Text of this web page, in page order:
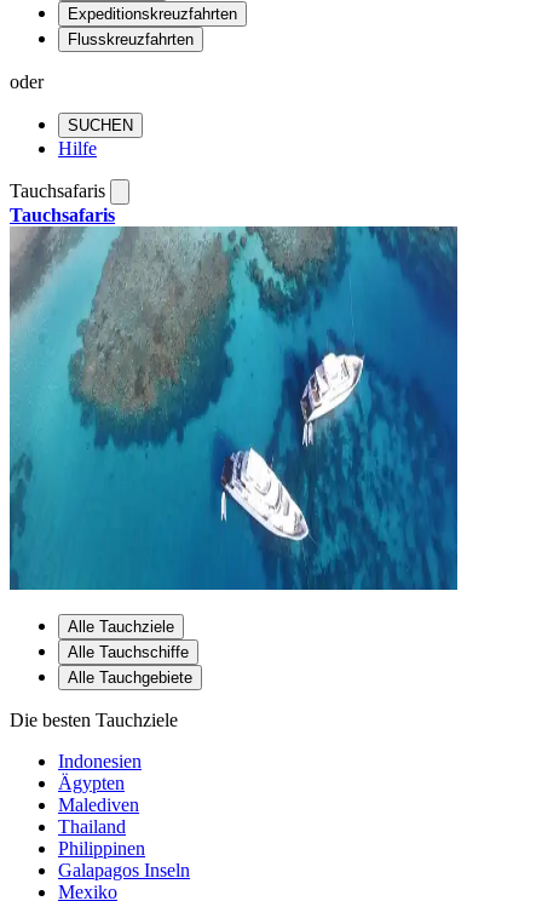
Expeditionskreuzfahrten
Flusskreuzfahrten
oder
SUCHEN
Hilfe
Tauchsafaris
Tauchsafaris
Alle Tauchziele
Alle Tauchschiffe
Alle Tauchgebiete
Die besten Tauchziele
Indonesien
Ägypten
Malediven
Thailand
Philippinen
Galapagos Inseln
Mexiko